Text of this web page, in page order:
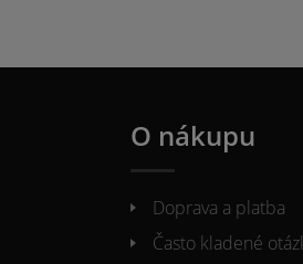
O nákupu
Doprava a platba
Často kladené